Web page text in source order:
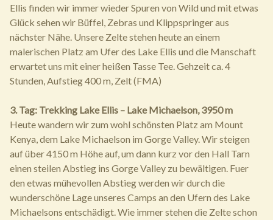
Ellis finden wir immer wieder Spuren von Wild und mit etwas
Glück sehen wir Büffel, Zebras und Klippspringer aus
nächster Nähe. Unsere Zelte stehen heute an einem
malerischen Platz am Ufer des Lake Ellis und die Manschaft
erwartet uns mit einer heißen Tasse Tee. Gehzeit ca. 4
Stunden, Aufstieg 400 m, Zelt (FMA)
3. Tag: Trekking Lake Ellis – Lake Michaelson, 3950 m
Heute wandern wir zum wohl schönsten Platz am Mount
Kenya, dem Lake Michaelson im Gorge Valley. Wir steigen
auf über 4150 m Höhe auf, um dann kurz vor den Hall Tarn
einen steilen Abstieg ins Gorge Valley zu bewältigen. Fuer
den etwas mühevollen Abstieg werden wir durch die
wunderschöne Lage unseres Camps an den Ufern des Lake
Michaelsons entschädigt. Wie immer stehen die Zelte schon